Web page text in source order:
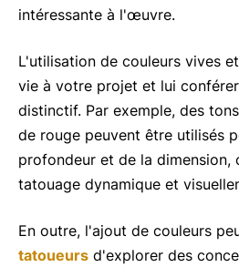
intéressante à l'œuvre.
L'utilisation de couleurs vives
vie à votre projet et lui
distinctif. Par exemple, des
de rouge peuvent être utilisés
profondeur et de la dimension,
tatouage dynamique et
En outre, l'ajout de couleurs
tatoueurs d'explorer des